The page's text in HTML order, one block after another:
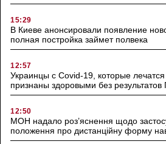
15:29
В Киеве анонсировали появление
полная постройка займет полвека
12:57
Украинцы с Covid-19, которые
признаны здоровыми без результатов
12:50
МОН надало роз’яснення щодо
положення про дистанційну форму